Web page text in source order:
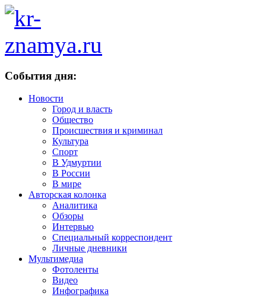
События дня:
Новости
Город и власть
Общество
Происшествия и криминал
Культура
Спорт
В Удмуртии
В России
В мире
Авторская колонка
Аналитика
Обзоры
Интервью
Специальный корреспондент
Личные дневники
Мультимедиа
Фотоленты
Видео
Инфографика